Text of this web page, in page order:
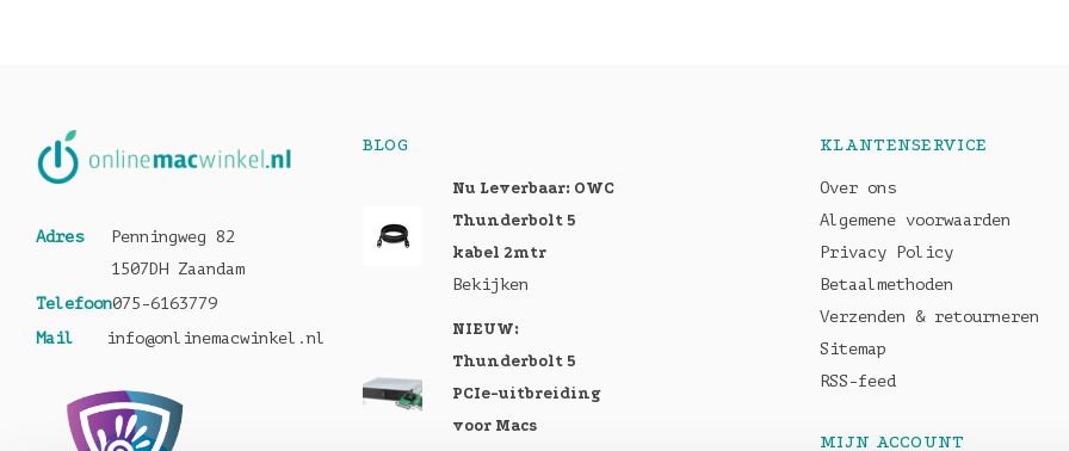
Adres
Penningweg 82
1507DH Zaandam
Telefoon075-6163779
Mail
info@onlinemacwinkel.nl
BLOG
Nu Leverbaar: OWC
Thunderbolt 5
kabel 2mtr
Bekijken
NIEUW:
Thunderbolt 5
PCIe-uitbreiding
voor Macs
KLANTENSERVICE
Over ons
Algemene voorwaarden
Privacy Policy
Betaalmethoden
Verzenden & retourneren
Sitemap
RSS-feed
MIJN ACCOUNT